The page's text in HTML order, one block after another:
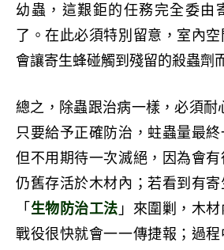
幼蟲，這艱鉅的任務完全委由
了。在此必須特別留意，室內空
會讓寄生蜂碰觸到殘留的殺蟲劑
總之，除蟲跟治病一樣，必須耐
只要給予正確防治，蛀蟲量最終
但不用期待一次滅絕，因為會
仍舊存活於木材內；若看到有
「 生物防治工法 」來圍剿，木
戰役很快就會一一傳捷報；過